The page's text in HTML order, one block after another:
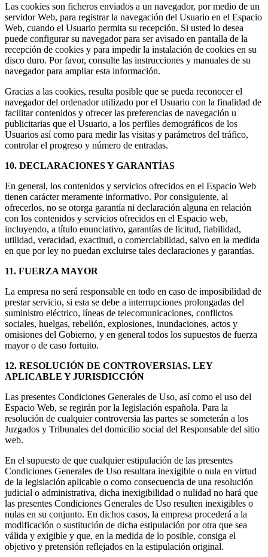
Las cookies son ficheros enviados a un navegador, por medio de un
servidor Web, para registrar la navegación del Usuario en el Espacio
Web, cuando el Usuario permita su recepción. Si usted lo desea
puede configurar su navegador para ser avisado en pantalla de la
recepción de cookies y para impedir la instalación de cookies en su
disco duro. Por favor, consulte las instrucciones y manuales de su
navegador para ampliar esta información.
Gracias a las cookies, resulta posible que se pueda reconocer el
navegador del ordenador utilizado por el Usuario con la finalidad de
facilitar contenidos y ofrecer las preferencias de navegación u
publicitarias que el Usuario, a los perfiles demográficos de los
Usuarios así como para medir las visitas y parámetros del tráfico,
controlar el progreso y número de entradas.
10. DECLARACIONES Y GARANTÍAS
En general, los contenidos y servicios ofrecidos en el Espacio Web
tienen carácter meramente informativo. Por consiguiente, al
ofrecerlos, no se otorga garantía ni declaración alguna en relación
con los contenidos y servicios ofrecidos en el Espacio web,
incluyendo, a título enunciativo, garantías de licitud, fiabilidad,
utilidad, veracidad, exactitud, o comerciabilidad, salvo en la medida
en que por ley no puedan excluirse tales declaraciones y garantías.
11. FUERZA MAYOR
La empresa no será responsable en todo en caso de imposibilidad de
prestar servicio, si esta se debe a interrupciones prolongadas del
suministro eléctrico, líneas de telecomunicaciones, conflictos
sociales, huelgas, rebelión, explosiones, inundaciones, actos y
omisiones del Gobierno, y en general todos los supuestos de fuerza
mayor o de caso fortuito.
12. RESOLUCIÓN DE CONTROVERSIAS. LEY
APLICABLE Y JURISDICCIÓN
Las presentes Condiciones Generales de Uso, así como el uso del
Espacio Web, se regirán por la legislación española. Para la
resolución de cualquier controversia las partes se someterán a los
Juzgados y Tribunales del domicilio social del Responsable del sitio
web.
En el supuesto de que cualquier estipulación de las presentes
Condiciones Generales de Uso resultara inexigible o nula en virtud
de la legislación aplicable o como consecuencia de una resolución
judicial o administrativa, dicha inexigibilidad o nulidad no hará que
las presentes Condiciones Generales de Uso resulten inexigibles o
nulas en su conjunto. En dichos casos, la empresa procederá a la
modificación o sustitución de dicha estipulación por otra que sea
válida y exigible y que, en la medida de lo posible, consiga el
objetivo y pretensión reflejados en la estipulación original.